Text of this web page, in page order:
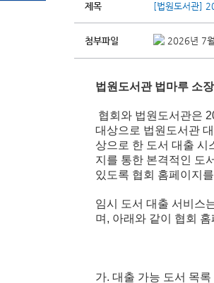
제목 [법원도서관]
첨부파일 2026년 7
법원도서관 법마루 소
협회와 법원도서관은
대상으로 법원도서관
상으로 한 도서 대출 시
지를 통한 본격적인 도
있도록 협회 홈페이지
임시 도서 대출 서비스
며, 아래와 같이 협회
가. 대출 가능 도서 목록